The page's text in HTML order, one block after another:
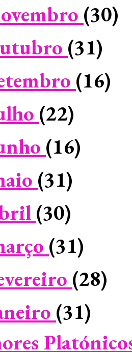
(30)
(31)
(16)
(22)
(16)
(31)
(30)
(31)
(28)
(31)